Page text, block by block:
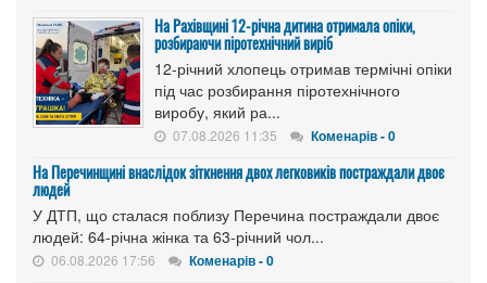
На Рахівщині 12-річна дитина отримала опіки,
розбираючи піротехнічний виріб
12-річний хлопець отримав термічні опіки
під час розбирання піротехнічного
виробу, який ра...
07.08.2026 11:35 Коменарів - 0
На Перечинщині внаслідок зіткнення двох легковиків постраждали двоє
людей
У ДТП, що сталася поблизу Перечина постраждали двоє
людей: 64-річна жінка та 63-річний чол...
06.08.2026 17:56 Коменарів - 0